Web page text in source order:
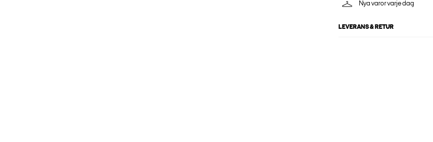
Nya varor varje dag
LEVERANS & RETUR